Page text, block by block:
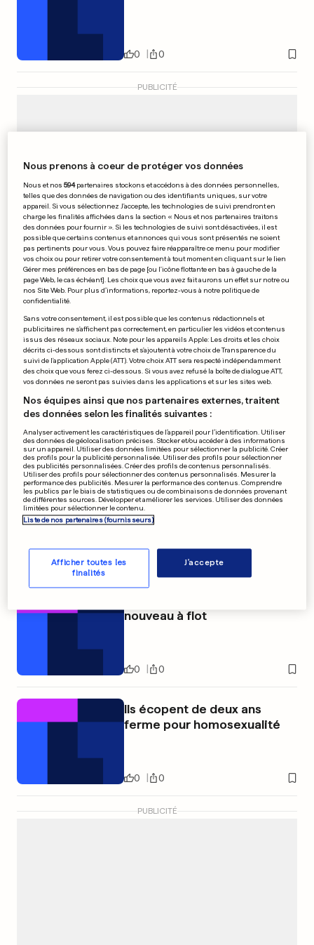
0 0
PUBLICITÉ
Abidal revient dans le groupe
des Bleus
0
nouveau à flot
0 0
Ils écopent de deux ans
ferme pour homosexualité
0 0
PUBLICITÉ
Nous prenons à coeur de protéger vos données
Nous et nos594partenaires stockons et accédons à des données personnelles,
telles que des données de navigation ou des identifiants uniques, sur votre
appareil. Si vous sélectionnez J'accepte, les technologies de suivi prendront en
charge les finalités affichées dans la section « Nous et nos partenaires traitons
des données pour fournir ». Si les technologies de suivi sont désactivées, il est
possible que certains contenus et annonces qui vous sont présentés ne soient
pas pertinents pour vous. Vous pouvez faire réapparaître ce menu pour modifier
vos choix ou pour retirer votre consentement à tout moment en cliquant sur le lien
Gérer mes préférences en bas de page [ou l'icône flottante en bas à gauche de la
page Web, le cas échéant]. Les choix que vous avez fait aurons un effet sur notre ou
nos Site Web. Pour plus d’informations, reportez-vous à notre politique de
confidentialité.
Sans votre consentement, il est possible que les contenus rédactionnels et
publicitaires ne s'affichent pas correctement, en particulier les vidéos et contenus
issus des réseaux sociaux. Note pour les appareils Apple: Les droits et les choix
décrits ci-dessous sont distincts et s'ajoutent à votre choix de Transparence du
suivi de l'application Apple (ATT). Votre choix ATT sera respecté indépendamment
des choix que vous ferez ci-dessous. Si vous avez refusé la boîte de dialogue ATT,
vos données ne seront pas suivies dans les applications et sur les sites web.
Nos équipes ainsi que nos partenaires externes, traitent
des données selon les finalités suivantes :
Analyser activement les caractéristiques de l’appareil pour l’identification. Utiliser
des données de géolocalisation précises. Stocker et/ou accéder à des informations
sur un appareil. Utiliser des données limitées pour sélectionner la publicité. Créer
des profils pour la publicité personnalisée. Utiliser des profils pour sélectionner
des publicités personnalisées. Créer des profils de contenus personnalisés.
Utiliser des profils pour sélectionner des contenus personnalisés. Mesurer la
performance des publicités. Mesurer la performance des contenus. Comprendre
les publics par le biais de statistiques ou de combinaisons de données provenant
de différentes sources. Développer et améliorer les services. Utiliser des données
limitées pour sélectionner le contenu.
Liste de nos partenaires (fournisseurs)
Afficher toutes les
finalités
J'accepte